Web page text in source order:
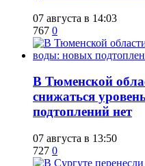
07 августа в 14:03
767 0
​В Тюменской
снижаться
подтоплений нет
07 августа в 13:50
727 0